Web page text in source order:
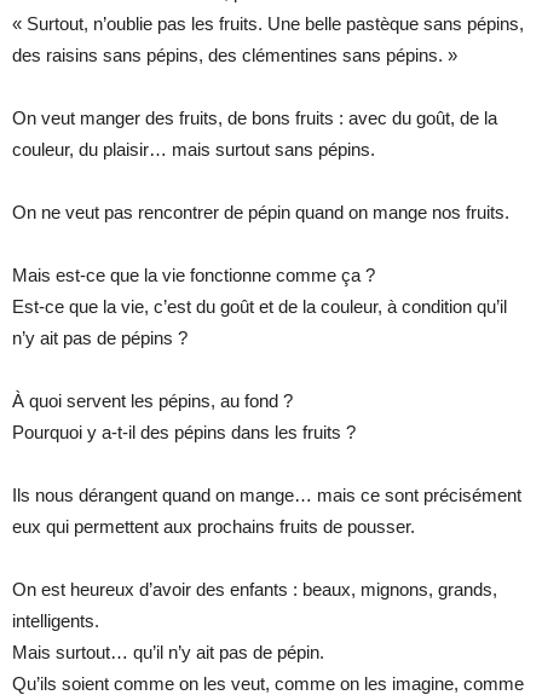
« Surtout, n’oublie pas les fruits. Une belle pastèque sans pépins,
des raisins sans pépins, des clémentines sans pépins. »
On veut manger des fruits, de bons fruits : avec du goût, de la
couleur, du plaisir… mais surtout sans pépins.
On ne veut pas rencontrer de pépin quand on mange nos fruits.
Mais est-ce que la vie fonctionne comme ça ?
Est-ce que la vie, c’est du goût et de la couleur, à condition qu’il
n’y ait pas de pépins ?
À quoi servent les pépins, au fond ?
Pourquoi y a-t-il des pépins dans les fruits ?
Ils nous dérangent quand on mange… mais ce sont précisément
eux qui permettent aux prochains fruits de pousser.
On est heureux d’avoir des enfants : beaux, mignons, grands,
intelligents.
Mais surtout… qu’il n’y ait pas de pépin.
Qu’ils soient comme on les veut, comme on les imagine, comme